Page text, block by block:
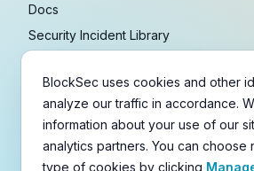
Docs
Security Incident Library
Research
Guides
Crypto Payment Playbook
BlockSec uses cookies and other
analyze our traffic in accordance.
information about your use of our
analytics partners. You can choose
type of cookies by clicking